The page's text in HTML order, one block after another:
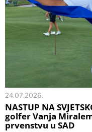
24.07.2026.
NASTUP NA
golfer Vanja
prvenstvu u SAD